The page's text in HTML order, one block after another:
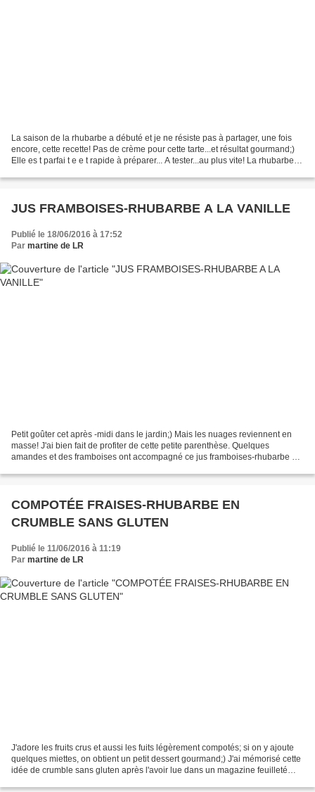
La saison de la rhubarbe a débuté et je ne résiste pas à partager, une fois
encore, cette recette! Pas de crème pour cette tarte...et résultat gourmand;)
Elle es t parfai t e e t rapide à préparer... A tester...au plus vite! La rhubarbe
JUS FRAMBOISES-RHUBARBE A LA VANILLE
Publié le 18/06/2016 à 17:52
Par martine de LR
Petit goûter cet après -midi dans le jardin;) Mais les nuages reviennent en
masse! J'ai bien fait de profiter de cette petite parenthèse. Quelques
amandes et des framboises ont accompagné ce jus framboises-rhubarbe à
COMPOTÉE FRAISES-RHUBARBE EN
CRUMBLE SANS GLUTEN
Publié le 11/06/2016 à 11:19
Par martine de LR
J'adore les fruits crus et aussi les fuits légèrement compotés; si on y ajoute
quelques miettes, on obtient un petit dessert gourmand;) J'ai mémorisé cette
idée de crumble sans gluten après l'avoir lue dans un magazine feuilleté